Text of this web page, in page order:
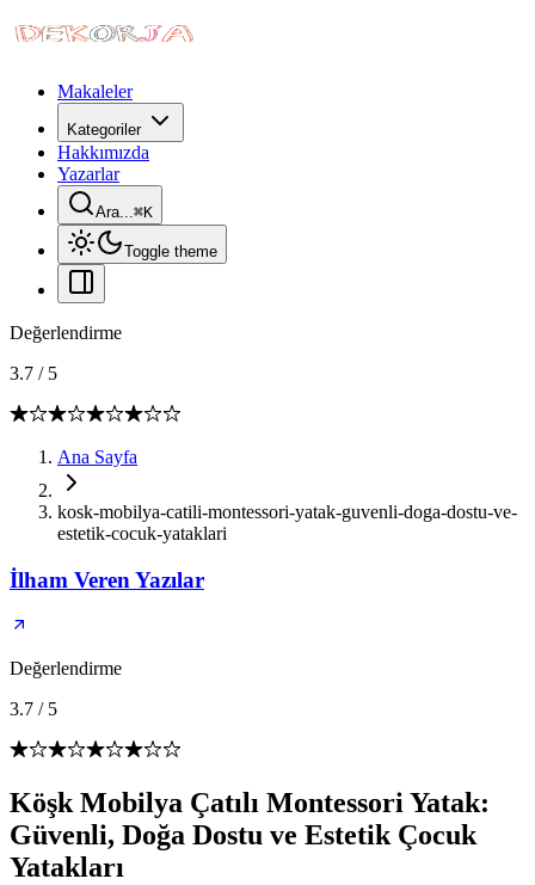
Makaleler
Kategoriler
Hakkımızda
Yazarlar
Ara...⌘K
Toggle theme
Değerlendirme
3.7 / 5
Ana Sayfa
kosk-mobilya-catili-montessori-yatak-guvenli-doga-dostu-ve-
estetik-cocuk-yataklari
İlham Veren Yazılar
Değerlendirme
3.7 / 5
Köşk Mobilya Çatılı Montessori Yatak:
Güvenli, Doğa Dostu ve Estetik Çocuk
Yatakları